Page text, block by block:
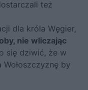
też
dla króla Węgier,
nie wliczając
się dziwić, że w
Wołoszczyznę by